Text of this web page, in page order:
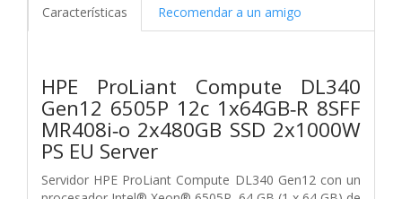
Características Recomendar a un amigo
HPE ProLiant Compute DL340
Gen12 6505P 12c 1x64GB‑R 8SFF
MR408i‑o 2x480GB SSD 2x1000W
PS EU Server
Servidor HPE ProLiant Compute DL340 Gen12 con un